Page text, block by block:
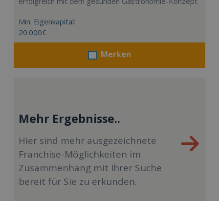
Min. Eigenkapital:
20.000€
Merken
Mehr Ergebnisse..
Hier sind mehr ausgezeichnete
Franchise-Möglichkeiten im
Zusammenhang mit Ihrer Suche
bereit für Sie zu erkunden.